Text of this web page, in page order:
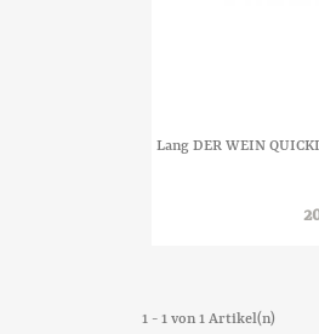
Lang DER WEIN
1 - 1 von 1 Artikel(n)